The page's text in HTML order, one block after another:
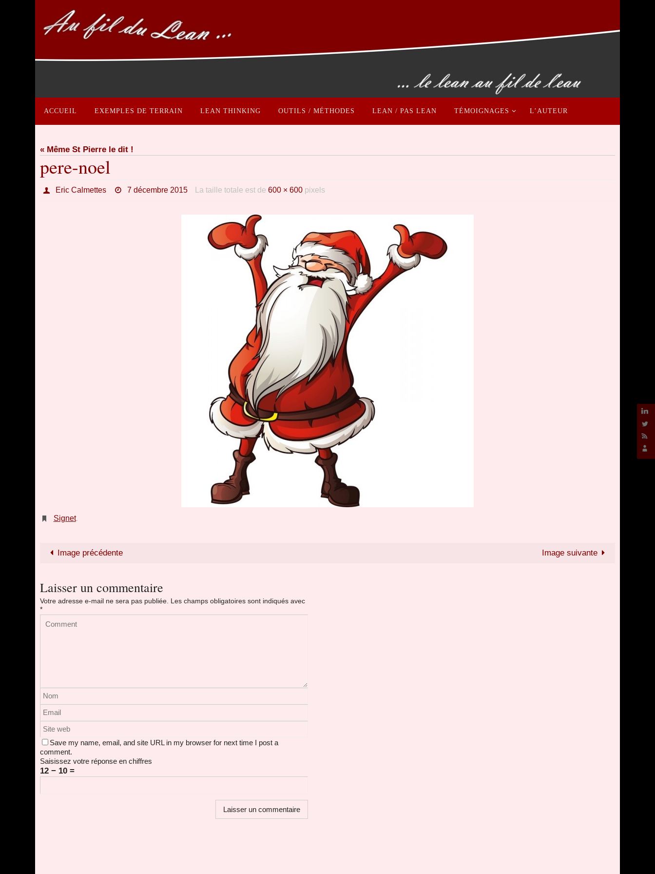
versACCUEIL EXEMPLES DE TERRAIN LEAN THINKING OUTILS / MÉTHODES LEAN / PAS LEAN TÉMOIGNAGES L’AUTEUR
« Même St Pierre le dit !
pere-noel
Eric Calmettes 7 décembre 2015 La taille totale est de600 × 600 pixels
Signet.
Image précédente Image suivante
Laisser un commentaire
Votre adresse e-mail ne sera pas publiée. Les champs obligatoires sont indiqués avec
*
Save my name, email, and site URL in my browser for next time I post a
comment.
Saisissez votre réponse en chiffres
12 − 10 =